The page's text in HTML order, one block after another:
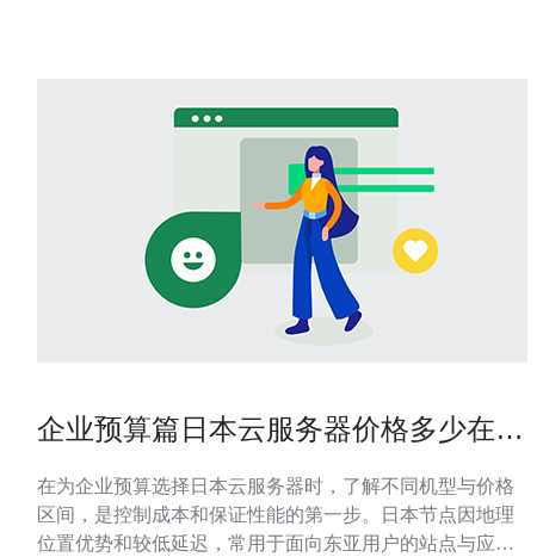
企业预算篇日本云服务器价格多少在不
在为企业预算选择日本云服务器时，了解不同机型与价格
区间，是控制成本和保证性能的第一步。日本节点因地理
位置优势和较低延迟，常用于面向东亚用户的站点与应